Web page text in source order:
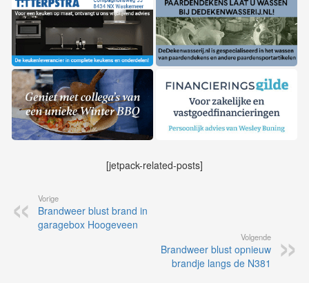
[jetpack-related-posts]
Vorige
Brandweer blust brand in
garagebox Hoogeveen
Volgende
Brandweer blust opnieuw
brandje langs de N381